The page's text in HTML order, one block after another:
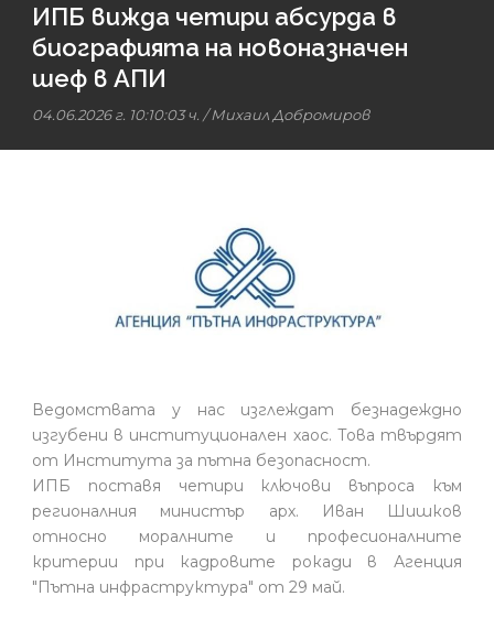
ИПБ вижда четири абсурда в
биографията на новоназначен
шеф в АПИ
04.06.2026 г. 10:10:03 ч. /Михаил Добромиров
Ведомствата у нас изглеждат безнадеждно
изгубени в институционален хаос. Това твърдят
от Института за пътна безопасност.
ИПБ поставя четири ключови въпроса към
регионалния министър арх. Иван Шишков
относно моралните и професионалните
критерии при кадровите рокади в Агенция
"Пътна инфраструктура" от 29 май.